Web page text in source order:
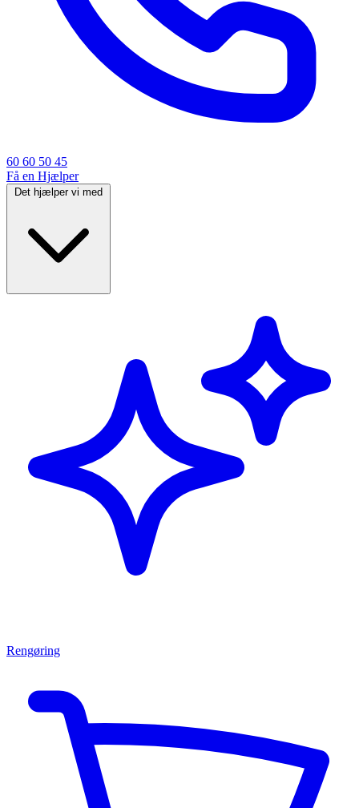
60 60 50 45
Få en Hjælper
Det hjælper vi med
Rengøring